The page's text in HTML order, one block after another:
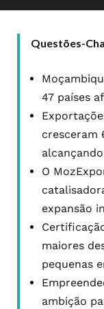
Questões-
47 países
cresceram
alcançando
O
expansão
maiores
pequenas
ambição